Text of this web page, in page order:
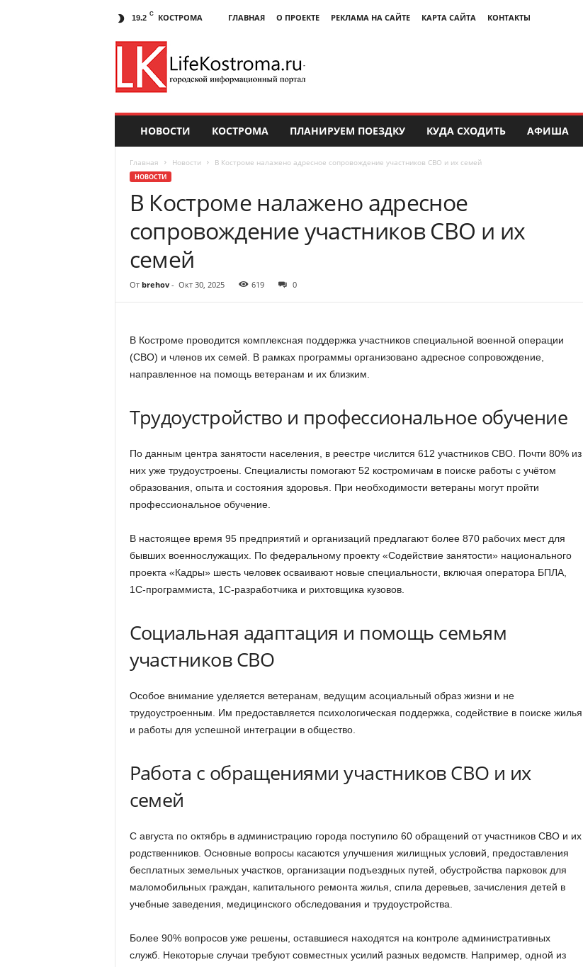
19.2 C КОСТРОМА ГЛАВНАЯ О ПРОЕКТЕ РЕКЛАМА НА САЙТЕ КАРТА САЙТА КОНТАКТЫ
НОВОСТИ КОСТРОМА ПЛАНИРУЕМ ПОЕЗДКУ КУДА СХОДИТЬ АФИША
Главная Новости В Костроме налажено адресное сопровождение участников СВО и их семей
НОВОСТИ
В Костроме налажено адресное
сопровождение участников СВО и их
семей
От brehov- Окт 30, 2025 619 0
В Костроме проводится комплексная поддержка участников специальной военной операции
(СВО) и членов их семей. В рамках программы организовано адресное сопровождение,
направленное на помощь ветеранам и их близким.
Трудоустройство и профессиональное обучение
По данным центра занятости населения, в реестре числится 612 участников СВО. Почти 80% из
них уже трудоустроены. Специалисты помогают 52 костромичам в поиске работы с учётом
образования, опыта и состояния здоровья. При необходимости ветераны могут пройти
профессиональное обучение.
В настоящее время 95 предприятий и организаций предлагают более 870 рабочих мест для
бывших военнослужащих. По федеральному проекту «Содействие занятости» национального
проекта «Кадры» шесть человек осваивают новые специальности, включая оператора БПЛА,
1С-программиста, 1С-разработчика и рихтовщика кузовов.
Социальная адаптация и помощь семьям
участников СВО
Особое внимание уделяется ветеранам, ведущим асоциальный образ жизни и не
трудоустроенным. Им предоставляется психологическая поддержка, содействие в поиске жилья
и работы для успешной интеграции в общество.
Работа с обращениями участников СВО и их
семей
С августа по октябрь в администрацию города поступило 60 обращений от участников СВО и их
родственников. Основные вопросы касаются улучшения жилищных условий, предоставления
бесплатных земельных участков, организации подъездных путей, обустройства парковок для
маломобильных граждан, капитального ремонта жилья, спила деревьев, зачисления детей в
учебные заведения, медицинского обследования и трудоустройства.
Более 90% вопросов уже решены, оставшиеся находятся на контроле административных
служб. Некоторые случаи требуют совместных усилий разных ведомств. Например, одной из